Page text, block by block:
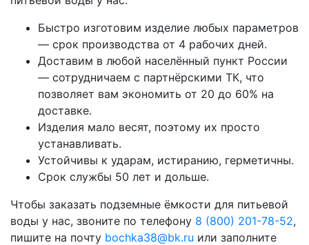
Быстро изготовим изделие любых параметров
— срок производства от 4 рабочих дней.
Доставим в любой населённый пункт России
— сотрудничаем с партнёрскими ТК, что
позволяет вам экономить от 20 до 60% на
доставке.
Изделия мало весят, поэтому их просто
устанавливать.
Устойчивы к ударам, истиранию, герметичны.
Срок службы 50 лет и дольше.
Чтобы заказать подземные ёмкости для питьевой
воды у нас, звоните по телефону 8 (800) 201-78-52,
пишите на почту bochka38@bk.ru или заполните